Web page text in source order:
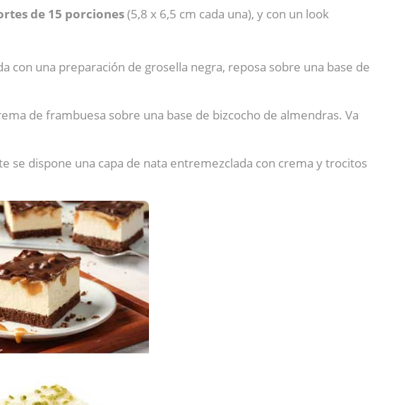
de 15 porciones(5,8 x 6,5 cm cada una), y con un look
con una preparación de grosella negra, reposa sobre una base de
de frambuesa sobre una base de bizcocho de almendras. Va
se dispone una capa de nata entremezclada con crema y trocitos